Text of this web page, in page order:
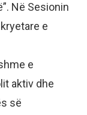
Në Sesionin
e
e
aktiv dhe
së